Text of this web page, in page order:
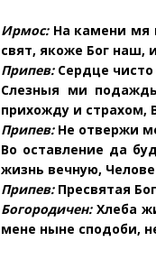
Ирмос:На камени мя
свят, якоже Бог наш,
Припев:Сердце чисто
Слезныя ми
прихожду и страхом,
Припев:Не отвержи
Во оставление да
жизнь вечную,
Припев:Пресвятая
Богородичен:Хлеба
мене ныне сподоби,